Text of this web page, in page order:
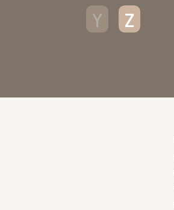
Y
Z